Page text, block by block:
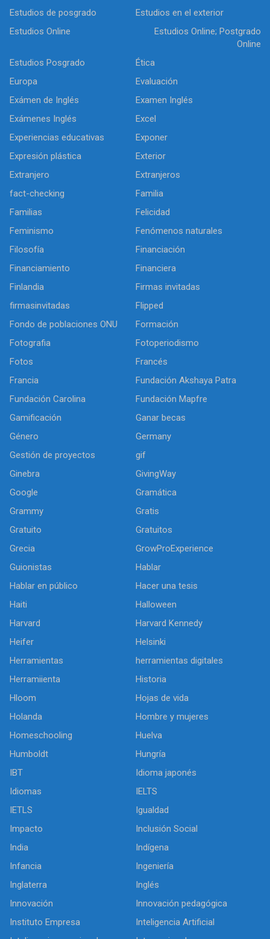
Estudios de posgrado
Estudios en el exterior
Estudios Online
Estudios Online; Postgrado
Online
Estudios Posgrado
Ética
Europa
Evaluación
Exámen de Inglés
Examen Inglés
Exámenes Inglés
Excel
Experiencias educativas
Exponer
Expresión plástica
Exterior
Extranjero
Extranjeros
fact-checking
Familia
Familias
Felicidad
Feminismo
Fenómenos naturales
Filosofía
Financiación
Financiamiento
Financiera
Finlandia
Firmas invitadas
firmasinvitadas
Flipped
Fondo de poblaciones ONU
Formación
Fotografia
Fotoperiodismo
Fotos
Francés
Francia
Fundación Akshaya Patra
Fundación Carolina
Fundación Mapfre
Gamificación
Ganar becas
Género
Germany
Gestión de proyectos
gif
Ginebra
GivingWay
Google
Gramática
Grammy
Gratis
Gratuito
Gratuitos
Grecia
GrowProExperience
Guionistas
Hablar
Hablar en público
Hacer una tesis
Haiti
Halloween
Harvard
Harvard Kennedy
Heifer
Helsinki
Herramientas
herramientas digitales
Herramiienta
Historia
Hloom
Hojas de vida
Holanda
Hombre y mujeres
Homeschooling
Huelva
Humboldt
Hungría
IBT
Idioma japonés
Idiomas
IELTS
IETLS
Igualdad
Impacto
Inclusión Social
India
Indígena
Infancia
Ingeniería
Inglaterra
Inglés
Innovación
Innovación pedagógica
Instituto Empresa
Inteligencia Artificial